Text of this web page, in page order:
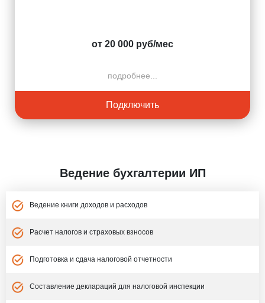
от 20 000 руб/мес
подробнее...
Подключить
Ведение бухгалтерии ИП
Ведение книги доходов и расходов
Расчет налогов и страховых взносов
Подготовка и сдача налоговой отчетности
Составление деклараций для налоговой инспекции